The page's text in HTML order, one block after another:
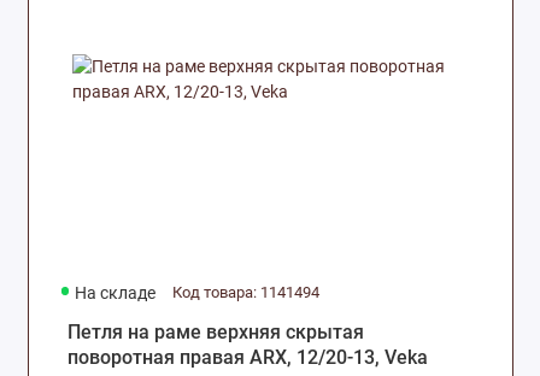
На складе Код товара: 1141494
Петля на раме верхняя скрытая
поворотная правая ARX, 12/20-13, Veka